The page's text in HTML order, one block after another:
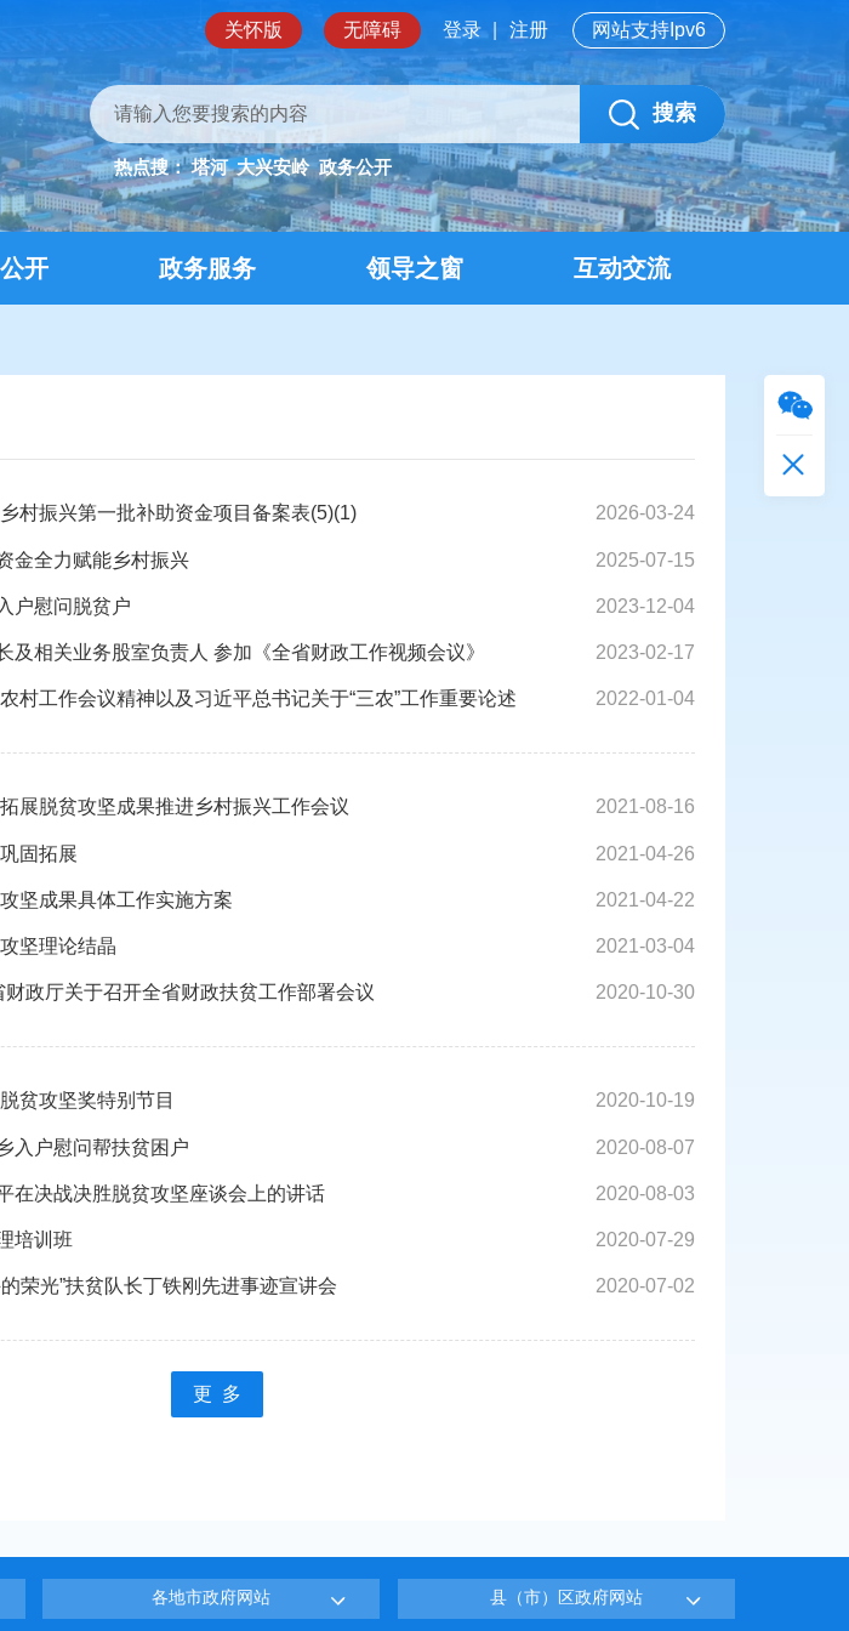
关怀版 无障碍 网站支持Ipv6
登录 注册
搜索
热点搜： 塔河 大兴安岭 政务公开
开 政务服务 领导之窗 互动交流
村振兴第一批补助资金项目备案表(5)(1) 2026-03-24
金全力赋能乡村振兴 2025-07-15
户慰问脱贫户 2023-12-04
及相关业务股室负责人 参加《全省财政工作视频会议》 2023-02-17
村工作会议精神以及习近平总书记关于“三农”工作重要论述 2022-01-04
展脱贫攻坚成果推进乡村振兴工作会议 2021-08-16
固拓展 2021-04-26
坚成果具体工作实施方案 2021-04-22
坚理论结晶 2021-03-04
政厅关于召开全省财政扶贫工作部署会议 2020-10-30
贫攻坚奖特别节目 2020-10-19
入户慰问帮扶贫困户 2020-08-07
在决战决胜脱贫攻坚座谈会上的讲话 2020-08-03
培训班 2020-07-29
荣光”扶贫队长丁铁刚先进事迹宣讲会 2020-07-02
更 多
各地市政府网站 县（市）区政府网站